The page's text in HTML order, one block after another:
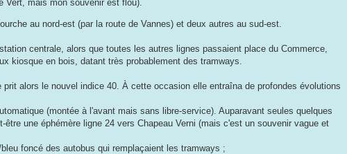
Vert, mais mon souvenir est flou).
au nord-est (par la route de Vannes) et deux autres au sud-est.
centrale, alors que toutes les autres lignes passaient place du Commerce,
kiosque en bois, datant très probablement des tramways.
alors le nouvel indice 40. À cette occasion elle entraîna de profondes évolutions
(montée à l'avant mais sans libre-service). Auparavant seules quelques
une éphémère ligne 24 vers Chapeau Verni (mais c'est un souvenir vague et
foncé des autobus qui remplaçaient les tramways ;